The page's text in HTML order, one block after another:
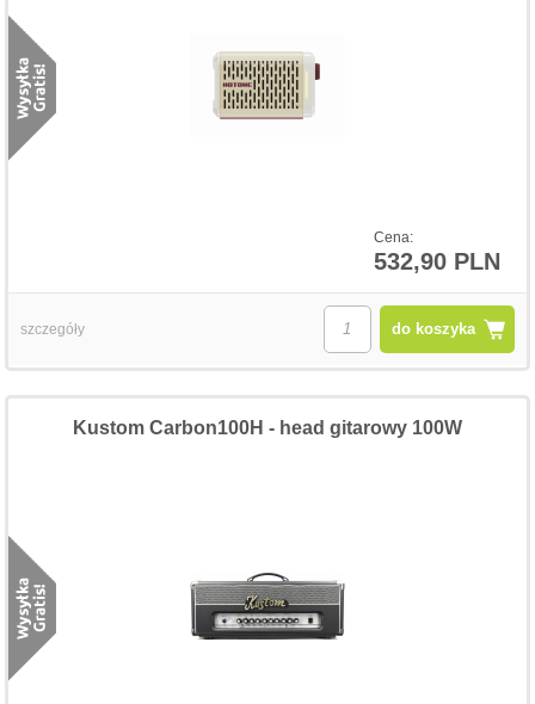
Cena:
532,90 PLN
do koszyka
szczegóły
Kustom Carbon100H - head gitarowy 100W